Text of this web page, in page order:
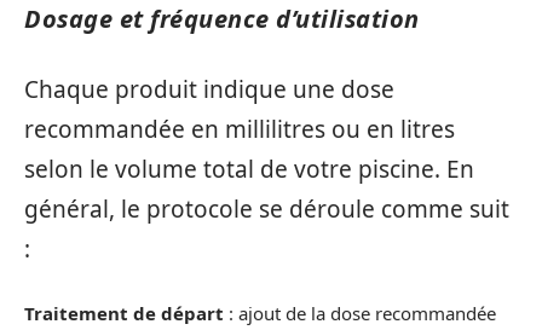
Dosage et fréquence d’utilisation
Chaque produit indique une dose
recommandée en millilitres ou en litres
selon le volume total de votre piscine. En
général, le protocole se déroule comme suit
:
Traitement de départ : ajout de la dose recommandée